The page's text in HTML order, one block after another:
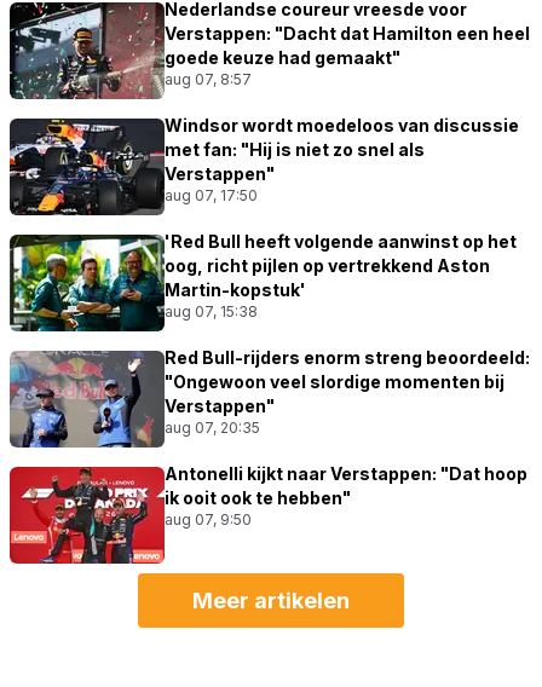
Nederlandse coureur vreesde voor
Verstappen: "Dacht dat Hamilton een heel
goede keuze had gemaakt"
aug 07, 8:57
Windsor wordt moedeloos van discussie
met fan: "Hij is niet zo snel als
Verstappen"
aug 07, 17:50
'Red Bull heeft volgende aanwinst op het
oog, richt pijlen op vertrekkend Aston
Martin-kopstuk'
aug 07, 15:38
Red Bull-rijders enorm streng beoordeeld:
"Ongewoon veel slordige momenten bij
Verstappen"
aug 07, 20:35
Antonelli kijkt naar Verstappen: "Dat hoop
ik ooit ook te hebben"
aug 07, 9:50
Meer artikelen